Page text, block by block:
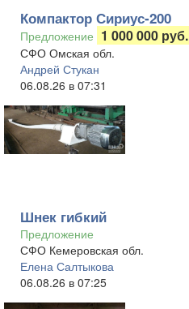
Компактор Сириус-200
Предложение 1 000 000 руб.
СФО Омская обл.
Андрей Стукан
06.08.26 в 07:31
Шнек гибкий
Предложение
СФО Кемеровская обл.
Елена Салтыкова
06.08.26 в 07:25